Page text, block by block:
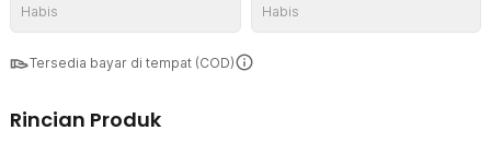
Habis Habis
Tersedia bayar di tempat (COD)
Rincian Produk